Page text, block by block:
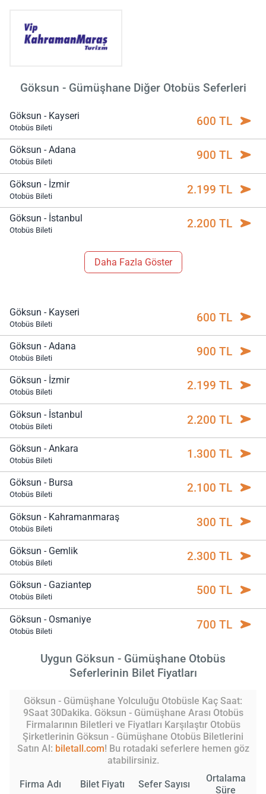
Göksun - Gümüşhane Diğer Otobüs Seferleri
Göksun - Kayseri
Otobüs Bileti 600 TL
Göksun - Adana
Otobüs Bileti 900 TL
Göksun - İzmir
Otobüs Bileti 2.199 TL
Göksun - İstanbul
Otobüs Bileti 2.200 TL
Daha Fazla Göster
Göksun - Kayseri
Otobüs Bileti 600 TL
Göksun - Adana
Otobüs Bileti 900 TL
Göksun - İzmir
Otobüs Bileti 2.199 TL
Göksun - İstanbul
Otobüs Bileti 2.200 TL
Göksun - Ankara
Otobüs Bileti 1.300 TL
Göksun - Bursa
Otobüs Bileti 2.100 TL
Göksun - Kahramanmaraş
Otobüs Bileti 300 TL
Göksun - Gemlik
Otobüs Bileti 2.300 TL
Göksun - Gaziantep
Otobüs Bileti 500 TL
Göksun - Osmaniye
Otobüs Bileti 700 TL
Uygun Göksun - Gümüşhane Otobüs
Seferlerinin Bilet Fiyatları
Göksun - Gümüşhane Yolculuğu Otobüsle Kaç Saat:
9Saat 30Dakika. Göksun - Gümüşhane Arası Otobüs
Firmalarının Biletleri ve Fiyatları Karşılaştır Otobüs
Şirketlerinin Göksun - Gümüşhane Otobüs Biletlerini
Satın Al: biletall.com! Bu rotadaki seferlere hemen göz
atabilirsiniz.
Firma Adı Bilet Fiyatı Sefer Sayısı
Ortalama
Süre